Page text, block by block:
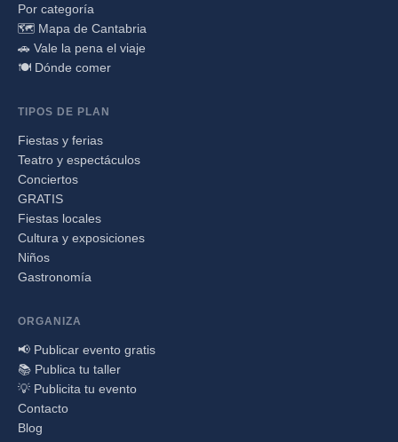
Por categoría
🗺️ Mapa de Cantabria
🚗 Vale la pena el viaje
🍽️ Dónde comer
TIPOS DE PLAN
Fiestas y ferias
Teatro y espectáculos
Conciertos
GRATIS
Fiestas locales
Cultura y exposiciones
Niños
Gastronomía
ORGANIZA
📢 Publicar evento gratis
📚 Publica tu taller
💡 Publicita tu evento
Contacto
Blog